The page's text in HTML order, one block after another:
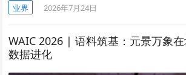
业界 2026年7月24日
WAIC 2026 | 语料筑基：元景万象
数据进化